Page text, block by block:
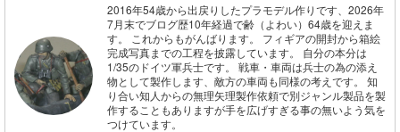
2016年54歳から出戻りしたプラモデル作りです、2026年
7月末でブログ歴10年経過で齢（よわい）64歳を迎えま
す。 これからもがんばります。 フィギアの開封から箱絵
完成写真までの工程を披露しています。 自分の本分は
1/35のドイツ軍兵士です。 戦車・車両は兵士の為の添え
物として製作します、敵方の車両も同様の考えです。 知
り合い知人からの無理矢理製作依頼で別ジャンル製品を製
作することもありますが手を広げすぎる事の無いよう気を
つけています。